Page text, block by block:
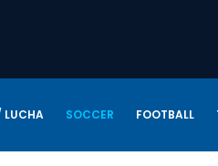
LUCHA SOCCER FOOTBALL